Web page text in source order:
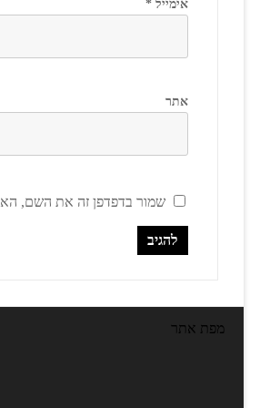
אימייל*
אתר
שמור בדפדפן זה את השם,
מפת אתר